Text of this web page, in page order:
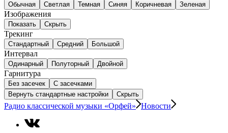
Обычная Светлая Темная Синяя Коричневая Зеленая
Изображения
Показать Скрыть
Трекинг
Стандартный Средний Большой
Интервал
Одинарный Полуторный Двойной
Гарнитура
Без засечек
С засечками
Вернуть стандартные настройки
Скрыть
Радио классической музыки «Орфей» Новости